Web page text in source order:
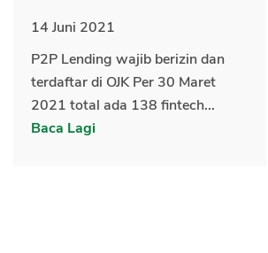
14 Juni 2021
P2P Lending wajib berizin dan
terdaftar di OJK Per 30 Maret
2021 total ada 138 fintech...
Baca Lagi